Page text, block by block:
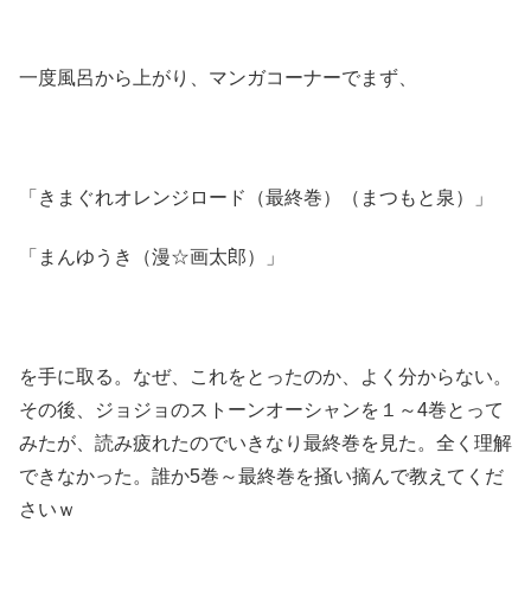
一度風呂から上がり、マンガコーナーでまず、
「きまぐれオレンジロード（最終巻）（まつもと泉）」
「まんゆうき（漫☆画太郎）」
を手に取る。なぜ、これをとったのか、よく分からない。
その後、ジョジョのストーンオーシャンを１～4巻とって
みたが、読み疲れたのでいきなり最終巻を見た。全く理解
できなかった。誰か5巻～最終巻を掻い摘んで教えてくだ
さいｗ